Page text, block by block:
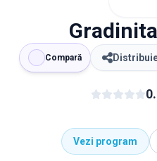
Compară
Vezi program